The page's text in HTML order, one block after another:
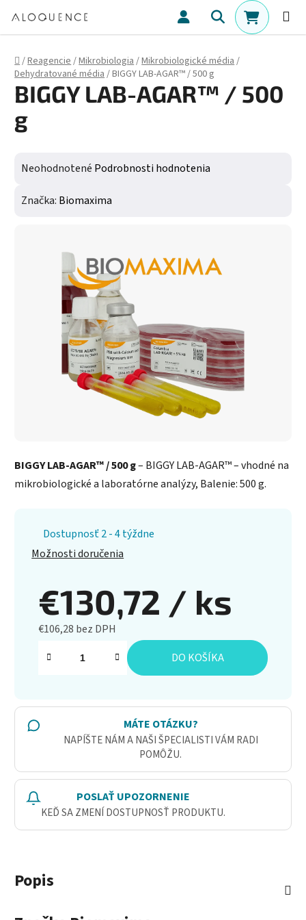
Hľadať
Domov
/Reagencie/Mikrobiologia/Mikrobiologické média/
Dehydratované média/BIGGY LAB-AGAR™ / 500 g
BIGGY LAB-AGAR™ / 500 g– BIGGY LAB-AGAR™ – vhodné na
mikrobiologické a laboratórne analýzy, Balenie: 500 g.
Dostupnosť 2 - 4 týždne
Možnosti doručenia
€130,72 / ks
€106,28 bez DPH
Jednotková cena:
DO KOŠÍKA
MÁTE OTÁZKU?
NAPÍŠTE NÁM A NAŠI ŠPECIALISTI VÁM RADI
POMÔŽU.
POSLAŤ UPOZORNENIE
KEĎ SA ZMENÍ DOSTUPNOSŤ PRODUKTU.
BIGGY LAB-AGAR™ / 500
g
Priemerné hodnotenie produktu je 0,0 z 5 hviezdičiek.
Neohodnotené Podrobnosti hodnotenia
Značka: Biomaxima
Popis